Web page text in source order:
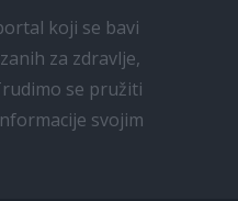
koji se bavi
za zdravlje,
se pružiti
svojim